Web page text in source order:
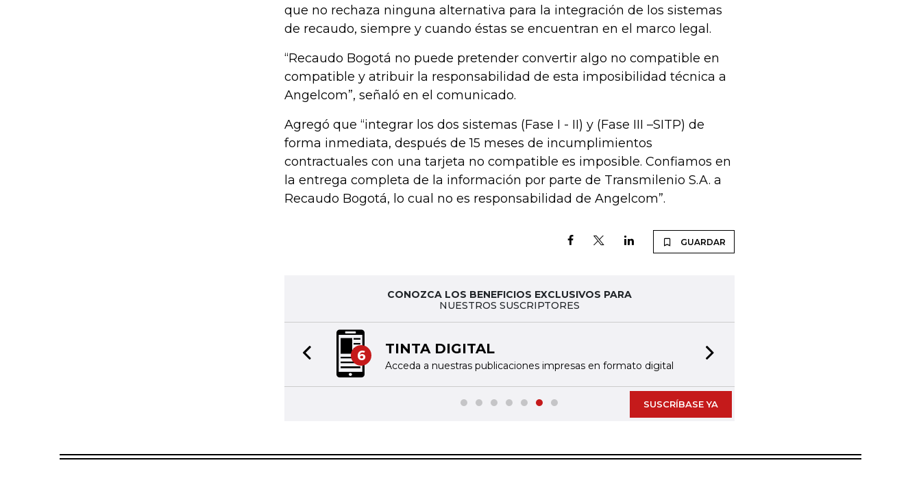
que no rechaza ninguna alternativa para la integración de los sistemas
de recaudo, siempre y cuando éstas se encuentran en el marco legal.
“Recaudo Bogotá no puede pretender convertir algo no compatible en
compatible y atribuir la responsabilidad de esta imposibilidad técnica a
Angelcom”, señaló en el comunicado.
Agregó que “integrar los dos sistemas (Fase I - II) y (Fase III –SITP) de
forma inmediata, después de 15 meses de incumplimientos
contractuales con una tarjeta no compatible es imposible. Confiamos en
la entrega completa de la información por parte de Transmilenio S.A. a
Recaudo Bogotá, lo cual no es responsabilidad de Angelcom”.
GUARDAR
CONOZCA LOS BENEFICIOS EXCLUSIVOS PARA
NUESTROS SUSCRIPTORES
6 TINTA DIGITAL
Acceda a nuestras publicaciones impresas en formato digital
Previous slide
SUSCRÍBASE YA